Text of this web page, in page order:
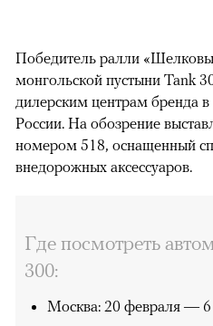
Победитель ралли
монгольской пустыни Tank
дилерским центрам бренда
России. На обозрение
номером 518, оснащенный
внедорожных аксессуаров.
Где посмотреть
300:
Москва: 20 февраля —